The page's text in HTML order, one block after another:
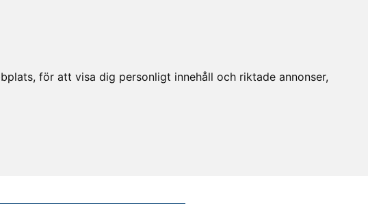
för att visa dig personligt innehåll och riktade annonser,